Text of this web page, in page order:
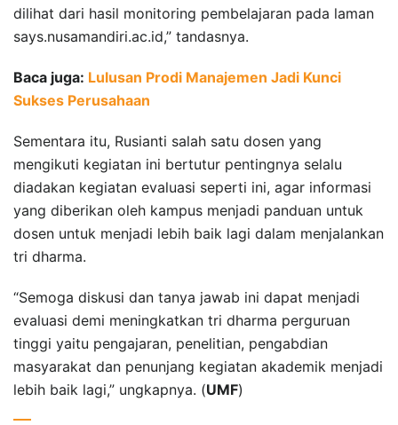
dilihat dari hasil monitoring pembelajaran pada laman
says.nusamandiri.ac.id,” tandasnya.
Baca juga: Lulusan Prodi Manajemen Jadi Kunci
Sukses Perusahaan
Sementara itu, Rusianti salah satu dosen yang
mengikuti kegiatan ini bertutur pentingnya selalu
diadakan kegiatan evaluasi seperti ini, agar informasi
yang diberikan oleh kampus menjadi panduan untuk
dosen untuk menjadi lebih baik lagi dalam menjalankan
tri dharma.
“Semoga diskusi dan tanya jawab ini dapat menjadi
evaluasi demi meningkatkan tri dharma perguruan
tinggi yaitu pengajaran, penelitian, pengabdian
masyarakat dan penunjang kegiatan akademik menjadi
lebih baik lagi,” ungkapnya. (UMF)